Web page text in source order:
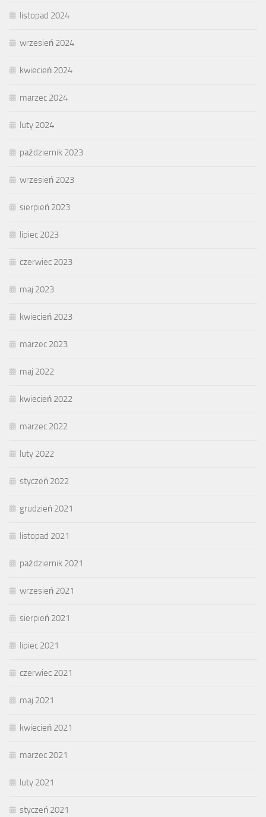
listopad 2024
wrzesień 2024
kwiecień 2024
marzec 2024
luty 2024
październik 2023
wrzesień 2023
sierpień 2023
lipiec 2023
czerwiec 2023
maj 2023
kwiecień 2023
marzec 2023
maj 2022
kwiecień 2022
marzec 2022
luty 2022
styczeń 2022
grudzień 2021
listopad 2021
październik 2021
wrzesień 2021
sierpień 2021
lipiec 2021
czerwiec 2021
maj 2021
kwiecień 2021
marzec 2021
luty 2021
styczeń 2021